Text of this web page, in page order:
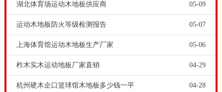
湖北体育场运动木地板供应商 05-09
运动木地板防火等级检测报告 05-07
上海体育馆运动木地板生产厂家 05-06
柞木实木运动地板厂家直销 04-29
杭州硬木企口篮球馆木地板多少钱一平 04-28